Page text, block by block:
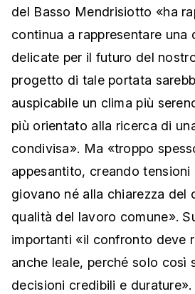
del Basso Mendrisiotto «ha
continua a rappresentare una
delicate per il futuro del
progetto di tale portata
auspicabile un clima più
più orientato alla ricerca di
condivisa». Ma «troppo
appesantito, creando tensioni
giovano né alla chiarezza del
qualità del lavoro comune».
importanti «il confronto deve
anche leale, perché solo così
decisioni credibili e durature».